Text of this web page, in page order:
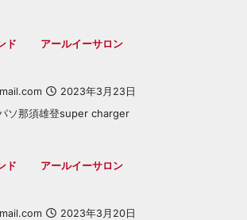
ド アールイーサロン
2023年3月23日
ソ那須雄登super charger
ド アールイーサロン
2023年3月20日